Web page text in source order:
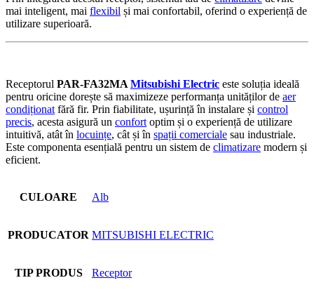
mai inteligent, mai flexibil și mai confortabil, oferind o experiență de
utilizare superioară.
Receptorul PAR-FA32MA Mitsubishi Electric este soluția ideală
pentru oricine dorește să maximizeze performanța unităților de aer
condiționat fără fir. Prin fiabilitate, ușurință în instalare și control
precis, acesta asigură un confort optim și o experiență de utilizare
intuitivă, atât în locuințe, cât și în spații comerciale sau industriale.
Este componenta esențială pentru un sistem de climatizare modern și
eficient.
CULOARE Alb
PRODUCATOR MITSUBISHI ELECTRIC
TIP PRODUS Receptor